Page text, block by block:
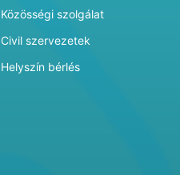
Közösségi szolgálat
Civil szervezetek
Helyszín bérlés